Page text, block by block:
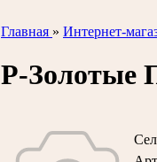
Главная » Интернет-
Р-